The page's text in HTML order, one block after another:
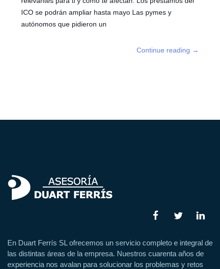
ICO se podrán ampliar hasta mayo Las pymes y
autónomos que pidieron un
Continue reading →
En Duart Ferrís SL ofrecemos un servicio completo e integral de
las distintas áreas de la empresa. Nuestros cuarenta años de
experiencia nos avalan para solucionar los problemas y retos